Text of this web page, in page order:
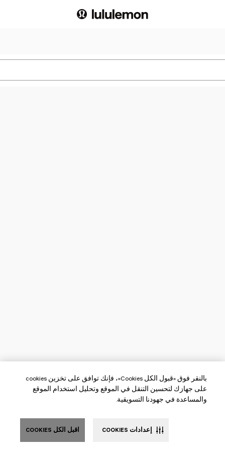
بالنقر فوق «قبول الكل Cookies»، فإنك توافق على تخزين cookies
على جهازك لتحسين التنقل في الموقع وتحليل استخدام الموقع
والمساعدة في جهودنا التسويقية.
اقبل الكل COOKIES إعدادات COOKIES